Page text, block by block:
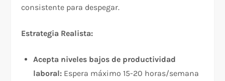
consistente para despegar.​
Estrategia Realista:
Acepta niveles bajos de productividad
laboral: Espera máximo 15-20 horas/semana